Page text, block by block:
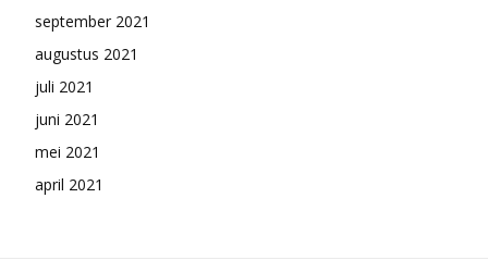
september 2021
augustus 2021
juli 2021
juni 2021
mei 2021
april 2021